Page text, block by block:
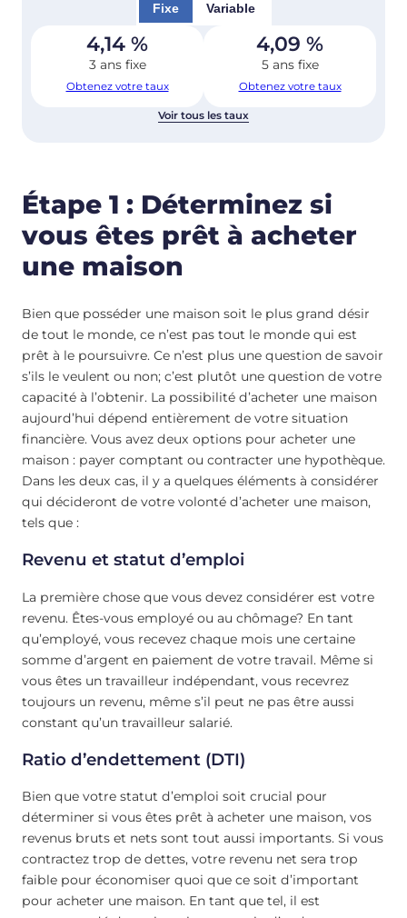
Fixe Variable
4,14 %
3 ans fixe
Obtenez votre taux
4,09 %
5 ans fixe
Obtenez votre taux
Voir tous les taux
Étape 1 : Déterminez si
vous êtes prêt à acheter
une maison
Bien que posséder une maison soit le plus grand désir
de tout le monde, ce n’est pas tout le monde qui est
prêt à le poursuivre. Ce n’est plus une question de savoir
s’ils le veulent ou non; c’est plutôt une question de votre
capacité à l’obtenir. La possibilité d’acheter une maison
aujourd’hui dépend entièrement de votre situation
financière. Vous avez deux options pour acheter une
maison : payer comptant ou contracter une hypothèque.
Dans les deux cas, il y a quelques éléments à considérer
qui décideront de votre volonté d’acheter une maison,
tels que :
Revenu et statut d’emploi
La première chose que vous devez considérer est votre
revenu. Êtes-vous employé ou au chômage? En tant
qu’employé, vous recevez chaque mois une certaine
somme d’argent en paiement de votre travail. Même si
vous êtes un travailleur indépendant, vous recevrez
toujours un revenu, même s’il peut ne pas être aussi
constant qu’un travailleur salarié.
Ratio d’endettement (DTI)
Bien que votre statut d’emploi soit crucial pour
déterminer si vous êtes prêt à acheter une maison, vos
revenus bruts et nets sont tout aussi importants. Si vous
contractez trop de dettes, votre revenu net sera trop
faible pour économiser quoi que ce soit d’important
pour acheter une maison. En tant que tel, il est